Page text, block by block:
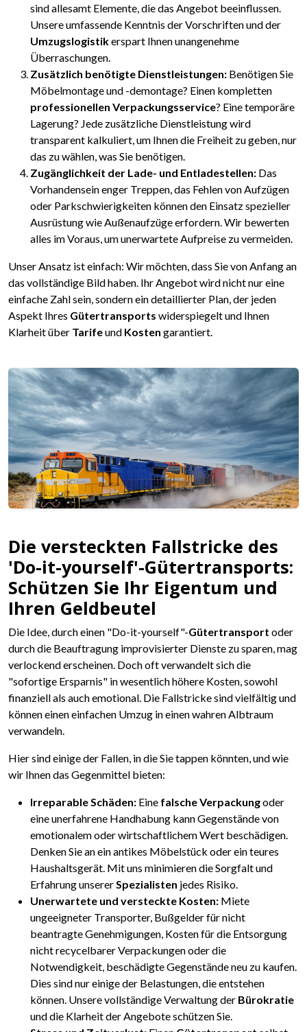
sind allesamt Elemente, die das Angebot beeinflussen.
Unsere umfassende Kenntnis der Vorschriften und der
Umzugslogistikerspart Ihnen unangenehme
Überraschungen.
Zusätzlich benötigte Dienstleistungen: Benötigen Sie
Möbelmontage und -demontage? Einen kompletten
professionellen Verpackungsservice? Eine temporäre
Lagerung? Jede zusätzliche Dienstleistung wird
transparent kalkuliert, um Ihnen die Freiheit zu geben, nur
das zu wählen, was Sie benötigen.
Zugänglichkeit der Lade- und Entladestellen: Das
Vorhandensein enger Treppen, das Fehlen von Aufzügen
oder Parkschwierigkeiten können den Einsatz spezieller
Ausrüstung wie Außenaufzüge erfordern. Wir bewerten
alles im Voraus, um unerwartete Aufpreise zu vermeiden.
Unser Ansatz ist einfach: Wir möchten, dass Sie von Anfang an
das vollständige Bild haben. Ihr Angebot wird nicht nur eine
einfache Zahl sein, sondern ein detaillierter Plan, der jeden
Aspekt Ihres Gütertransports widerspiegelt und Ihnen
Klarheit über Tarifeund Kosten garantiert.
Die versteckten Fallstricke des
'Do-it-yourself'-Gütertransports:
Schützen Sie Ihr Eigentum und
Ihren Geldbeutel
Die Idee, durch einen "Do-it-yourself"-Gütertransport oder
durch die Beauftragung improvisierter Dienste zu sparen, mag
verlockend erscheinen. Doch oft verwandelt sich die
"sofortige Ersparnis" in wesentlich höhere Kosten, sowohl
finanziell als auch emotional. Die Fallstricke sind vielfältig und
können einen einfachen Umzug in einen wahren Albtraum
verwandeln.
Hier sind einige der Fallen, in die Sie tappen könnten, und wie
wir Ihnen das Gegenmittel bieten:
Irreparable Schäden: Eine falsche Verpackungoder
eine unerfahrene Handhabung kann Gegenstände von
emotionalem oder wirtschaftlichem Wert beschädigen.
Denken Sie an ein antikes Möbelstück oder ein teures
Haushaltsgerät. Mit uns minimieren die Sorgfalt und
Erfahrung unsererSpezialisten jedes Risiko.
Unerwartete und versteckte Kosten: Miete
ungeeigneter Transporter, Bußgelder für nicht
beantragte Genehmigungen, Kosten für die Entsorgung
nicht recycelbarer Verpackungen oder die
Notwendigkeit, beschädigte Gegenstände neu zu kaufen.
Dies sind nur einige der Belastungen, die entstehen
können. Unsere vollständige Verwaltung der Bürokratie
und die Klarheit der Angebote schützen Sie.